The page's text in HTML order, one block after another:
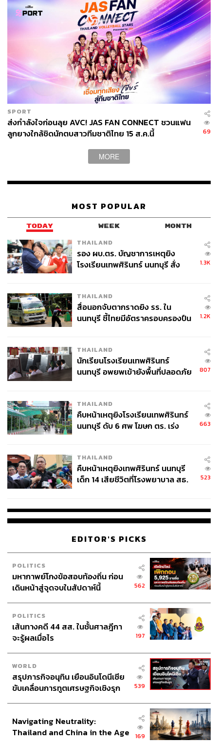
SPORT
ส่งกำลังใจก่อนลุย AVC! JAS FAN CONNECT ชวนแฟน
ลูกยางใกล้ชิดนักตบสาวทีมชาติไทย 15 ส.ค.นี้
69
MORE
MOST POPULAR
TODAY WEEK MONTH
THAILAND
รอง ผบ.ตร. บัญชาการเหตุยิง
โรงเรียนเทพศิรินทร์ นนทบุรี สั่ง
1.3K
THAILAND
สื่อนอกจับตากราดยิง รร. ใน
นนทบุรี ชี้ไทยมีอัตราครอบครองปืน
1.2K
THAILAND
นักเรียนโรงเรียนเทพศิรินทร์
นนทบุรี อพยพเข้ายังพื้นที่ปลอดภัย
807
THAILAND
คืบหน้าเหตุยิงโรงเรียนเทพศิรินทร์
นนทบุรี ดับ 6 ศพ โฆษก ตร. เร่ง
663
THAILAND
คืบหน้าเหตุยิงเทพศิรินทร์ นนทบุรี
เด็ก 14 เสียชีวิตที่โรงพยาบาล สธ.
523
EDITOR'S PICKS
POLITICS
มหากาพย์โกงข้อสอบท้องถิ่น ก่อน
เดินหน้าสู่จุดจบในสัปดาห์นี้
562
POLITICS
เส้นทางคดี 44 สส. ในชั้นศาลฎีกา
จะรู้ผลเมื่อไร
197
WORLD
สรุปภารกิจอนุทิน เยือนอินโดนีเซีย
ขับเคลื่อนการทูตเศรษฐกิจเชิงรุก
539
Navigating Neutrality:
Thailand and China in the Age
169